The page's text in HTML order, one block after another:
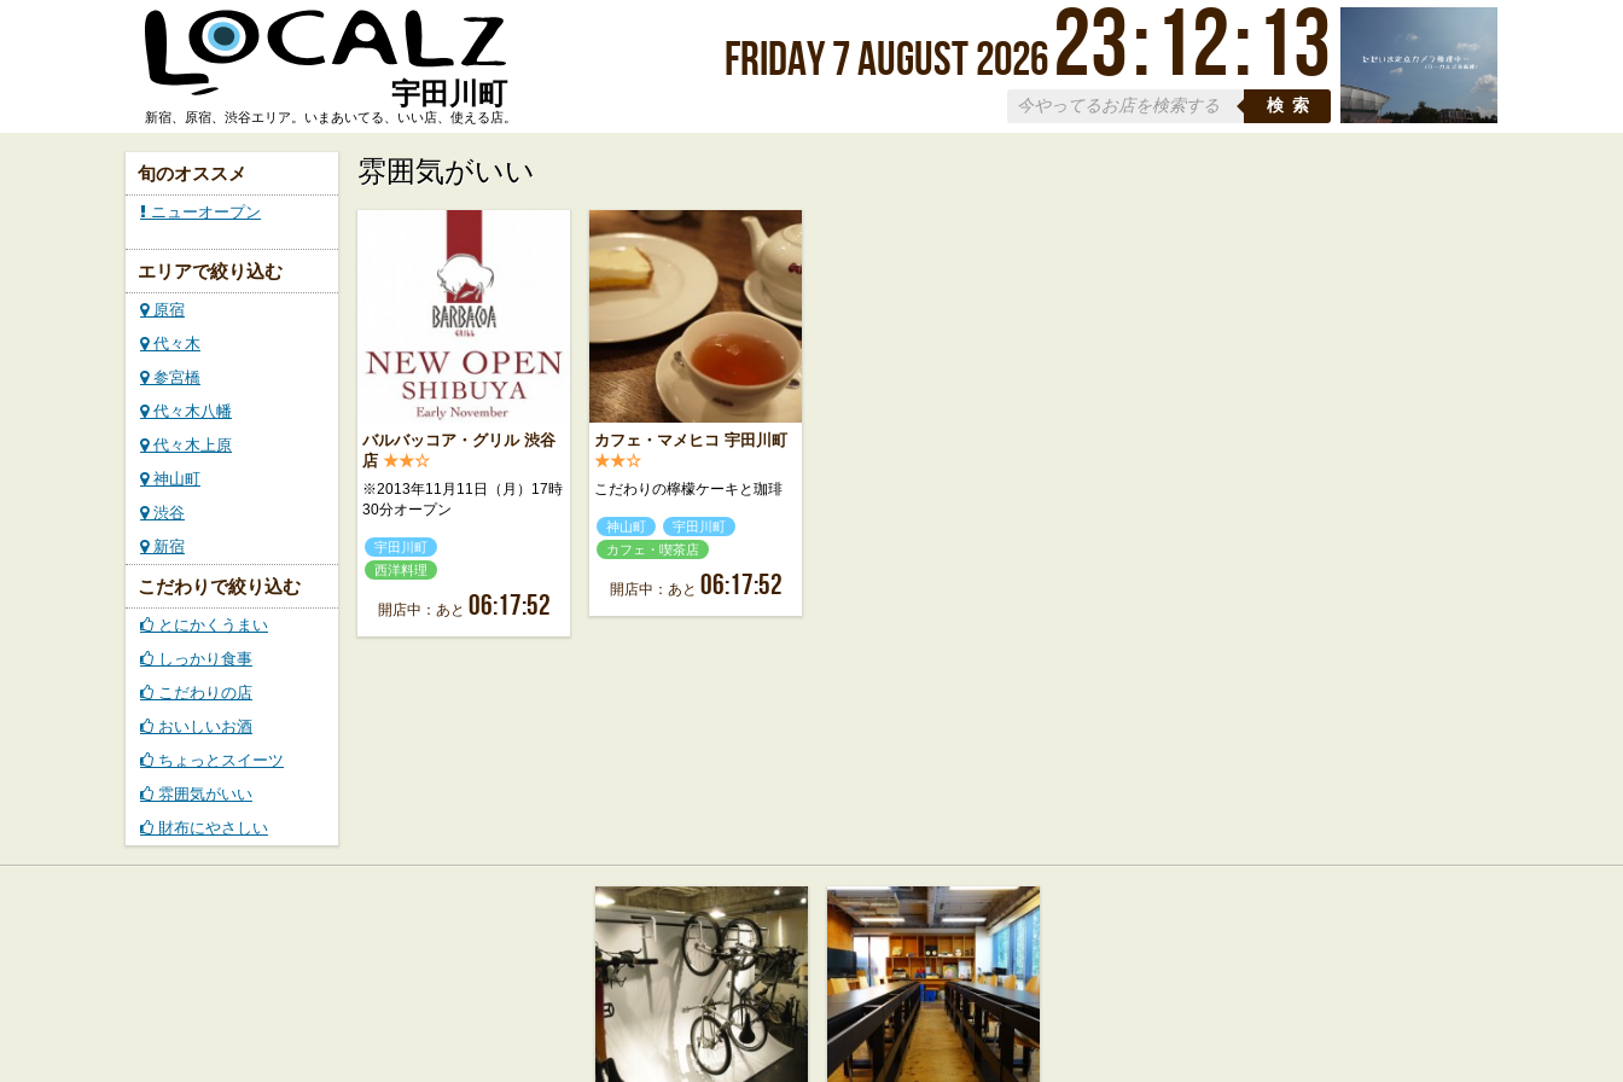
宇田川町
新宿、原宿、渋谷エリア。いまあいてる、いい店、使える店。
Friday7August202623:12:13
検索
旬のオススメ
ニューオープン
エリアで絞り込む
原宿
代々木
参宮橋
代々木八幡
代々木上原
神山町
渋谷
新宿
こだわりで絞り込む
とにかくうまい
しっかり食事
こだわりの店
おいしいお酒
ちょっとスイーツ
雰囲気がいい
財布にやさしい
雰囲気がいい
バルバッコア・グリル 渋谷
店 ★★☆
※2013年11月11日（月）17時
30分オープン
宇田川町
西洋料理
開店中：あと 06:17:52
カフェ・マメヒコ 宇田川町
★★☆
こだわりの檸檬ケーキと珈琲
神山町
宇田川町
カフェ・喫茶店
開店中：あと 06:17:52